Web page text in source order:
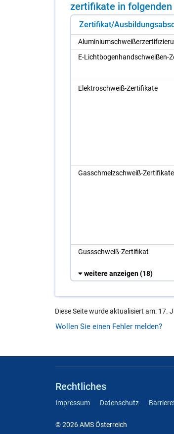
zer­ti­fi­ka­te in fol­gen­den
Zertifikat/
E-Licht­bo­gen­hand­schwei­ßen-
Elek­tro­schweiß-Zer­ti­fi­ka­te
Gas­schmelz­schweiß-Zer­ti­fi­ka­te
Guss­schweiß-Zer­ti­fi­kat
weitere anzeigen(18)
Diese Seite wurde aktualisiert am: 17.
Wollen Sie einen Fehler melden?
Rechtliches
Impressum Datenschutz
© 2026 AMS Österreich